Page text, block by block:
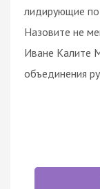
лидирующие
Назовите не
Иване Калите
объединения